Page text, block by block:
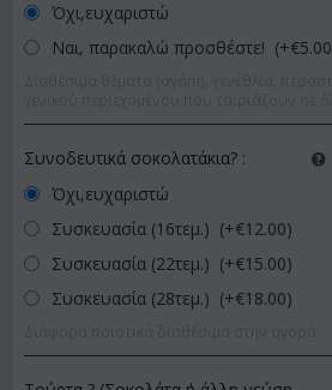
Όχι,ευχαριστώ
Ναι, παρακαλώ προσθέστε! (+€5.00
Συνοδευτικά σοκολατάκια? :
Όχι,ευχαριστώ
Συσκευασία (16τεμ.) (+€12.00)
Συσκευασία (22τεμ.) (+€15.00)
Συσκευασία (28τεμ.) (+€18.00)